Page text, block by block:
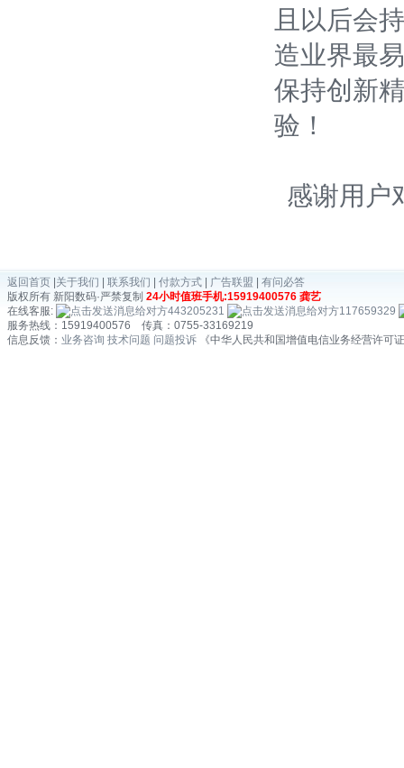
且以后会
造业界最
保持创新
验！
感谢用户
返回首页 关于我们 联系我们 付款方式 广告联盟
有问必答
版权所有 新阳数码·严禁复制 24小时值班手机:15919400576 龚艺
在线客服:
443205231
117659329
服务热线：15919400576 传真：0755-33169219
信息反馈： 业务咨询 技术问题 问题投诉 《中华人民共和国增值电信业务经营许可